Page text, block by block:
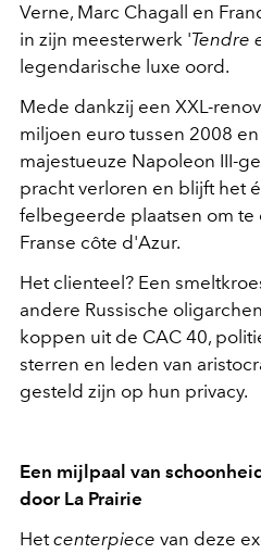
Verne, Marc Chagall en
in zijn meesterwerk 'Tendre
legendarische luxe oord.
Mede dankzij een XXL-
miljoen euro tussen 2008
majestueuze Napoleon III-
pracht verloren en blijft het
felbegeerde plaatsen om te
Franse côte d'Azur.
Het clienteel? Een
andere Russische
koppen uit de CAC 40,
sterren en leden van
gesteld zijn op hun privacy.
Een mijlpaal van
door La Prairie
Hetcenterpiece van deze